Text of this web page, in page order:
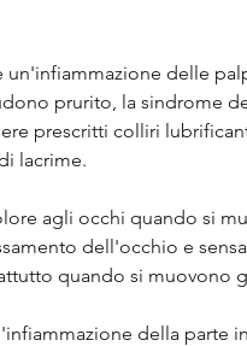
un'infiammazione delle
prurito, la sindrome
prescritti colliri
lacrime.
agli occhi quando si
dell'occhio e
quando si muovono
della parte